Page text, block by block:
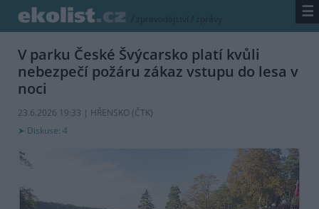
/ zpravodajství / zprávy ☰
V parku České Švýcarsko platí kvůli
nebezpečí požáru zákaz vstupu do lesa v
noci
23.6.2026 19:33 | HŘENSKO (ČTK)
Diskuse: 4